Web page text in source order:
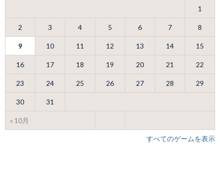
« 10月
1
2 3 4 5 6 7 8
9 10 11 12 13 14 15
16 17 18 19 20 21 22
23 24 25 26 27 28 29
30 31
すべてのゲームを表示